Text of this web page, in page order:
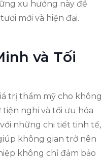
xu hướng này để
mới và hiện đại.
và Tối
trị thẩm mỹ cho không
tiện nghi và tối ưu hóa
những chi tiết tinh tế,
không gian trở nên
không chỉ đảm bảo